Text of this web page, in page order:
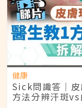
健康
Sick問識答｜
方法分辨汗斑